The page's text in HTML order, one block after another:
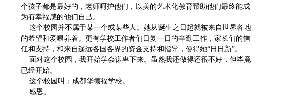
个孩子都是最好的，老师呵护他们，以美的艺术化教育帮助他们最终能成
为有幸福感的他们自己。
这个校园并不属于某一个或某些人。她从诞生之日起就被来自世界各地
的希望和爱喂养着。更有学校工作者们日复一日的辛勤工作，家长们的信
任和支持，和来自遥远各国各界的资金支持和指导，使得她“日日新”。
面对这个校园，我开始学会谦卑下来。虽然我还做得还很不好，但毕竟
已经开始。
这个校园叫：成都华德福学校。
感恩。